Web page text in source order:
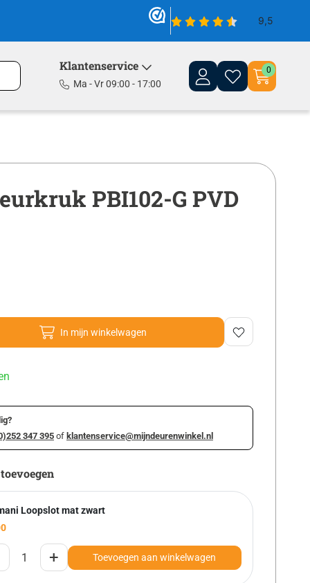
Klantenservice
Ma - Vr 09:00 - 17:00
0
PBI102-G PVD
In mijn winkelwagen
347 395 of klantenservice@mijndeurenwinkel.nl
Loopslot mat zwart
+ Toevoegen aan winkelwagen